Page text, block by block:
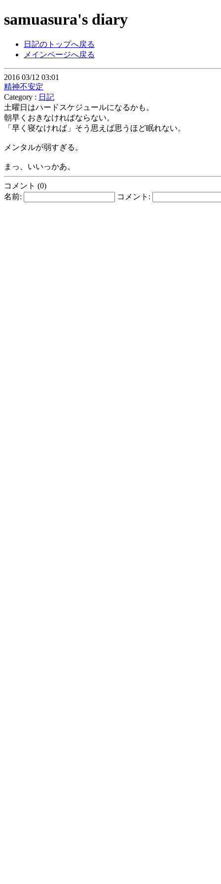
samuasura's diary
日記のトップへ戻る
メインページへ戻る
2016 03/12 03:01
精神不安定
Category : 日記
土曜日はハードスケジュールになるかも。
朝早くおきなければならない。
「早く寝なければ」そう思えば思うほど眠れない。
メンタルが弱すぎる。
まっ、いいっかあ。
コメント (0)
名前:
コメント: